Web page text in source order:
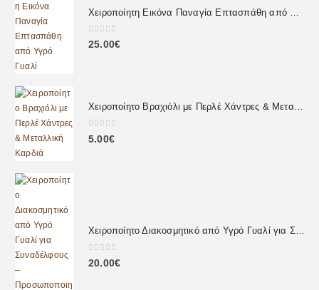
0out of 5
25.00€
Χειροποίητο Βραχιόλι με Περλέ Χάντρες & Μεταλλική Καρδιά
0 out of 5
5.00€
Χειροποίητο Διακοσμητικό από Υγρό Γυαλί για Συναδέλφους – Προσωποποιημένο Δώρο με Αφιέρωση
0out of 5
20.00€